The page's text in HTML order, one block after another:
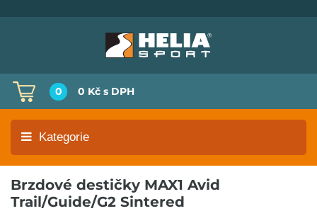
0 0 Kč s DPH
Kategorie
Brzdové destičky MAX1 Avid
Trail/Guide/G2 Sintered